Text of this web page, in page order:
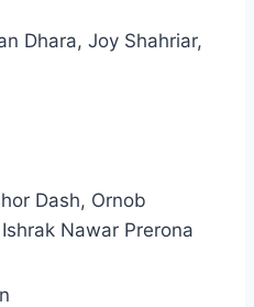
Dhara, Joy Shahriar,
Dash, Ornob
Nawar Prerona